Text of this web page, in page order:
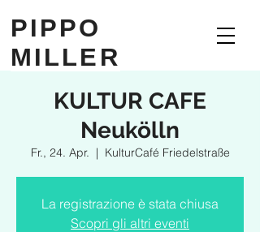
PIPPO
MILLER
KULTUR CAFE
Neukölln
Fr., 24. Apr.
  |
KulturCafé Friedelstraße
La registrazione è stata chiusa
Scopri gli altri eventi